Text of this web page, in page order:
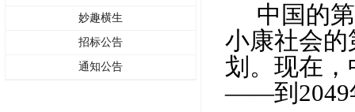
妙趣横生
招标公告
通知公告
中国的
小康社会
划。现在
——到 2049